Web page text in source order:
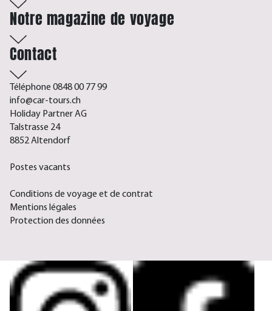
Notre magazine de voyage
Contact
Téléphone 0848 00 77 99
info@car-tours.ch
Holiday Partner AG
Talstrasse 24
8852 Altendorf
Postes vacants
Conditions de voyage et de contrat
Mentions légales
Protection des données